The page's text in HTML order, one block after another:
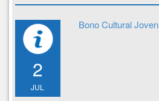
2
JUL
Bono Cultural Joven